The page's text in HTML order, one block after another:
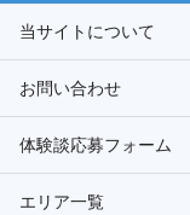
当サイトについて
お問い合わせ
体験談応募フォーム
エリア一覧